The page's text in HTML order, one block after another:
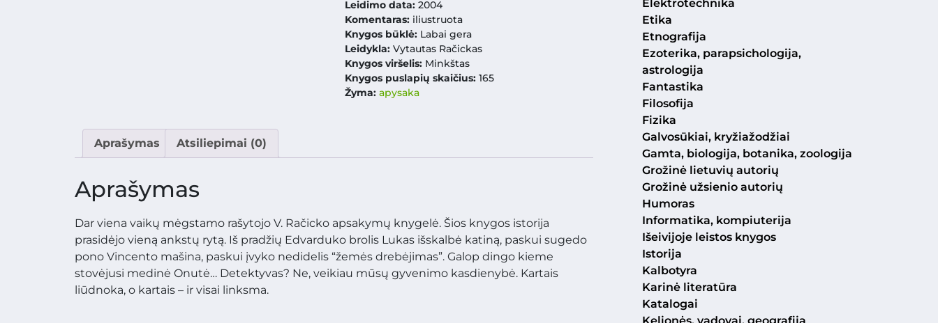
Leidimo data:2004
Komentaras: iliustruota
Knygos būklė: Labai gera
Leidykla:Vytautas Račickas
Knygos viršelis: Minkštas
Knygos puslapių skaičius: 165
Žyma: apysaka
Aprašymas Atsiliepimai (0)
Aprašymas
Dar viena vaikų mėgstamo rašytojo V. Račicko apsakymų knygelė. Šios knygos istorija
prasidėjo vieną ankstų rytą. Iš pradžių Edvarduko brolis Lukas išskalbė katiną, paskui sugedo
pono Vincento mašina, paskui įvyko nedidelis “žemės drebėjimas”. Galop dingo kieme
stovėjusi medinė Onutė… Detektyvas? Ne, veikiau mūsų gyvenimo kasdienybė. Kartais
liūdnoka, o kartais – ir visai linksma.
Elektrotechnika
Etika
Etnografija
Ezoterika, parapsichologija,
astrologija
Fantastika
Filosofija
Fizika
Galvosūkiai, kryžiažodžiai
Gamta, biologija, botanika, zoologija
Grožinė lietuvių autorių
Grožinė užsienio autorių
Humoras
Informatika, kompiuterija
Išeivijoje leistos knygos
Istorija
Kalbotyra
Karinė literatūra
Katalogai